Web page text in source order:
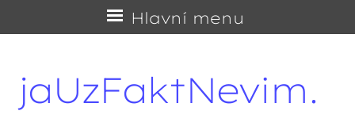
jaUzFaktNevim.
Hlavní menu
na